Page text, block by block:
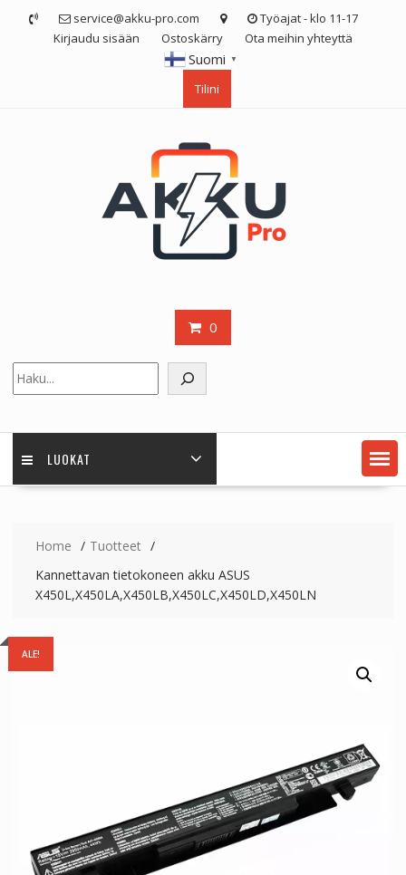
service@akku-pro.com
Työajat - klo 11-17
Kirjaudu sisään
Ostoskärry Ota meihin yhteyttä
Suomi ▼
Tilini
0
LUOKAT
Home
Tuotteet
Kannettavan tietokoneen akku ASUS
X450L,X450LA,X450LB,X450LC,X450LD,X450LN
ALE!